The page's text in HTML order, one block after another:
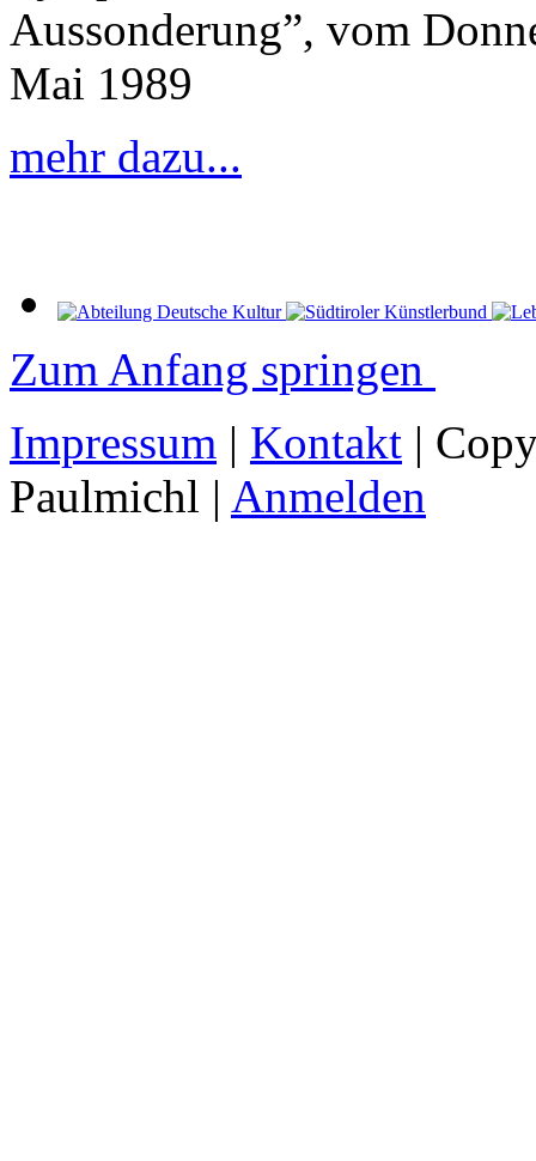
Aussonderung”, vom
Mai 1989
mehr dazu...
Zum Anfang springen
Impressum | Kontakt |
Paulmichl | Anmelden